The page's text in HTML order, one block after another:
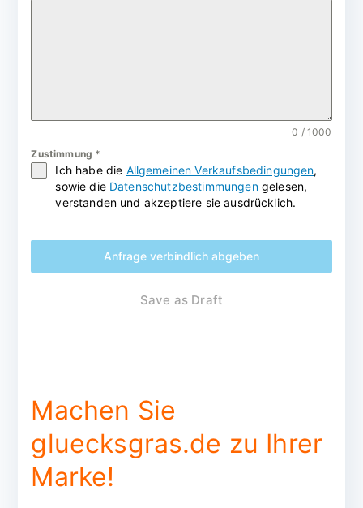
0 / 1000
Zustimmung *
Ich habe die Allgemeinen Verkaufsbedingungen,
sowie die Datenschutzbestimmungengelesen,
verstanden und akzeptiere sie ausdrücklich.
Anfrage verbindlich abgeben
Save as Draft
Machen Sie
gluecksgras.de zu Ihrer
Marke!